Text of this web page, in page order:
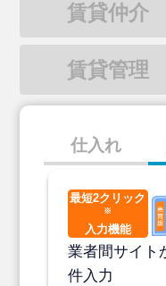
賃貸仲介
賃貸管理
仕入れ
最短2クリック
※
入力機能
業者間サイト
件入力